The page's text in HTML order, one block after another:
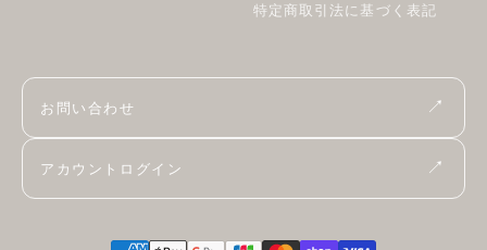
特定商取引法に基づく表記
お問い合わせ ↗
アカウントログイン ↗